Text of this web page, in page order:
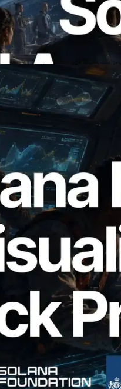
에 온디맨드로 결
블록 애널라
록 생성 시간과